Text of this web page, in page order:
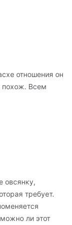
отношения он
похож. Всем
овсянку,
требует.
ли этот